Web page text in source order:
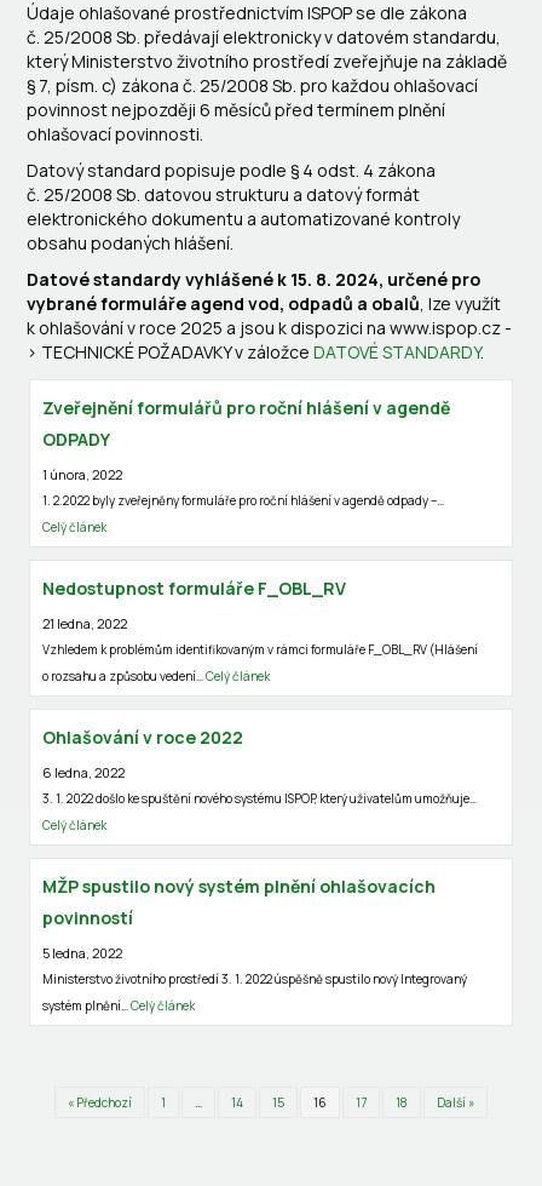
Údaje ohlašované prostřednictvím ISPOP se dle zákona
č. 25/2008 Sb. předávají elektronicky v datovém standardu,
který Ministerstvo životního prostředí zveřejňuje na základě
§ 7, písm. c) zákona č. 25/2008 Sb. pro každou ohlašovací
povinnost nejpozději 6 měsíců před termínem plnění
ohlašovací povinnosti.
Datový standard popisuje podle § 4 odst. 4 zákona
č. 25/2008 Sb. datovou strukturu a datový formát
elektronického dokumentu a automatizované kontroly
obsahu podaných hlášení.
Datové standardy vyhlášené k 15. 8. 2024, určené pro
vybrané formuláře agend vod, odpadů a obalů, lze využít
k ohlašování v roce 2025 a jsou k dispozici na www.ispop.cz -
> TECHNICKÉ POŽADAVKY v záložce DATOVÉ STANDARDY.
Zveřejnění formulářů pro roční hlášení v agendě
ODPADY
1 února, 2022
1. 2.2022 byly zveřejněny formuláře pro roční hlášení v agendě odpady –…
Celý článek
Nedostupnost formuláře F_OBL_RV
21 ledna, 2022
Vzhledem k problémům identifikovaným v rámci formuláře F_OBL_RV (Hlášení
o rozsahu a způsobu vedení…Celý článek
Ohlašování v roce 2022
6 ledna, 2022
3. 1. 2022 došlo ke spuštění nového systému ISPOP, který uživatelům umožňuje…
Celý článek
MŽP spustilo nový systém plnění ohlašovacích
povinností
5 ledna, 2022
Ministerstvo životního prostředí 3. 1. 2022 úspěšně spustilo nový Integrovaný
systém plnění…Celý článek
« Předchozí 1 … 14 15 16 17 18 Další »